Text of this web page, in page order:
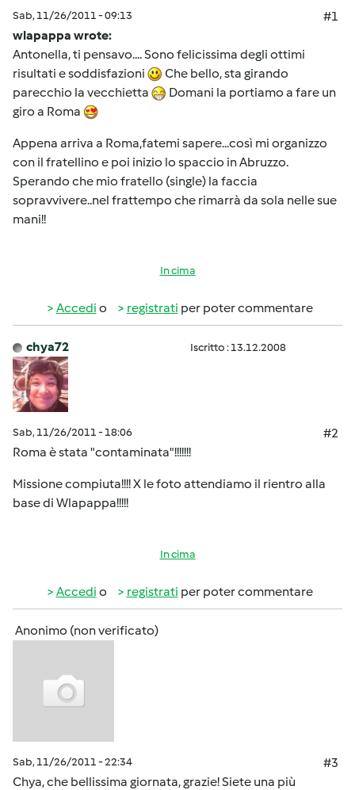
Sab, 11/26/2011 - 09:13
#1
wlapappa wrote:
Antonella, ti pensavo.... Sono felicissima degli ottimi
risultati e soddisfazioni
Che bello, sta girando
parecchio la vecchietta
Domani la portiamo a fare un
giro a Roma
Appena arriva a Roma,fatemi sapere...così mi organizzo
con il fratellino e poi inizio lo spaccio in Abruzzo.
Sperando che mio fratello (single) la faccia
sopravvivere..nel frattempo che rimarrà da sola nelle sue
mani!!
In cima
Accedi o registrati per poter commentare
chya72 Iscritto : 13.12.2008
Sab, 11/26/2011 - 18:06
#2
Roma è stata "contaminata"!!!!!!!
Missione compiuta!!!! X le foto attendiamo il rientro alla
base di Wlapappa!!!!!
In cima
Accedi o registrati per poter commentare
Anonimo (non verificato)
Sab, 11/26/2011 - 22:34
#3
Chya, che bellissima giornata, grazie! Siete una più